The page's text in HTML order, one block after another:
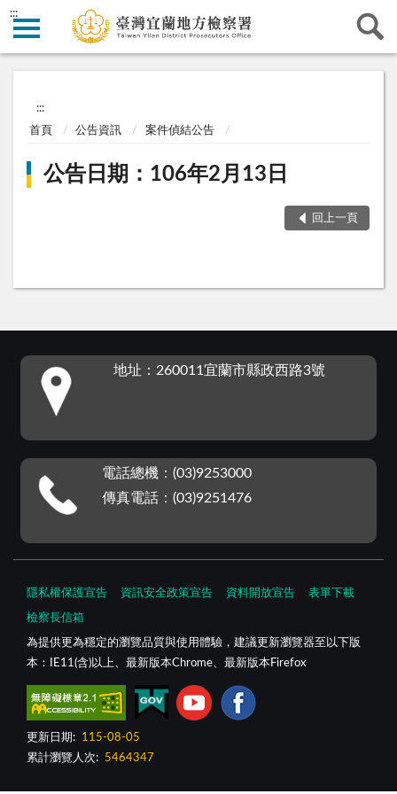
:::
:::
首頁 公告資訊 案件偵結公告
公告日期：106年2月13日
回上一頁
地址：260011宜蘭市縣政西路3號
電話總機：(03)9253000
傳真電話：(03)9251476
隱私權保護宣告 資訊安全政策宣告 資料開放宣告 表單下載
檢察長信箱
為提供更為穩定的瀏覽品質與使用體驗，建議更新瀏覽器至以下版
本：IE11(含)以上、最新版本Chrome、最新版本Firefox
更新日期:
115-08-05
累計瀏覽人次:
5464347